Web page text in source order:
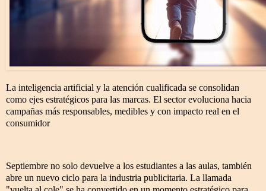
La inteligencia artificial y la atención cualificada se consolidan
como ejes estratégicos para las marcas. El sector evoluciona hacia
campañas más responsables, medibles y con impacto real en el
consumidor
Septiembre no solo devuelve a los estudiantes a las aulas, también
abre un nuevo ciclo para la industria publicitaria. La llamada